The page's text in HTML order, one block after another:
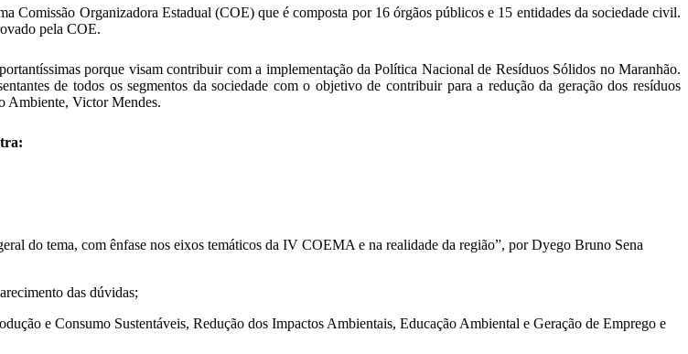
Organizadora Estadual (COE) que é composta por 16 órgãos públicos e 15 entidades da sociedade civil.
pela COE.
porque visam contribuir com a implementação da Política Nacional de Resíduos Sólidos no Maranhão.
de todos os segmentos da sociedade com o objetivo de contribuir para a redução da geração dos resíduos
Ambiente, Victor Mendes.
do tema, com ênfase nos eixos temáticos da IV COEMA e na realidade da região”, por Dyego Bruno Sena
das dúvidas;
e Consumo Sustentáveis, Redução dos Impactos Ambientais, Educação Ambiental e Geração de Emprego e